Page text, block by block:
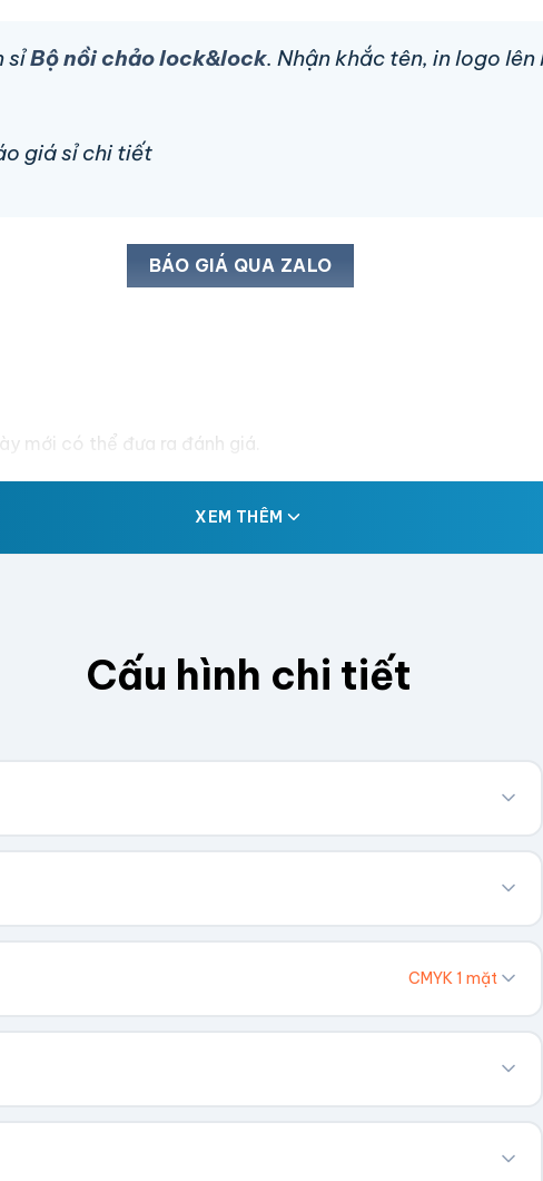
sỉBộ nồi chảo lock&lock. Nhận khắc tên, in logo
giá sỉ chi tiết
BÁO GIÁ QUA ZALO
mới có thể đưa ra đánh giá.
XEM THÊM
Cấu hình chi tiết
Chúng tôi sẽ tính toán kích thước tổng thể.
Cao (cm)
CMYK 1 mặt